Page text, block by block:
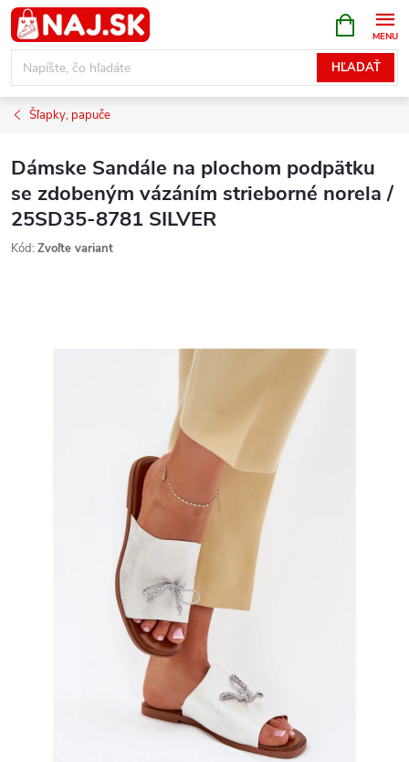
Prejsť
na
obsah
HĽADAŤ
KOŠÍK
Šľapky, papuče
Dámske Sandále na plochom podpätku
se zdobeným vázáním strieborné norela /
25SD35-8781 SILVER
Kód: Zvoľte variant